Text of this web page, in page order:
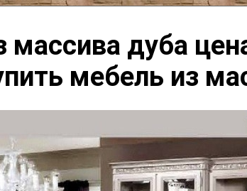
массива дуба
мебель из